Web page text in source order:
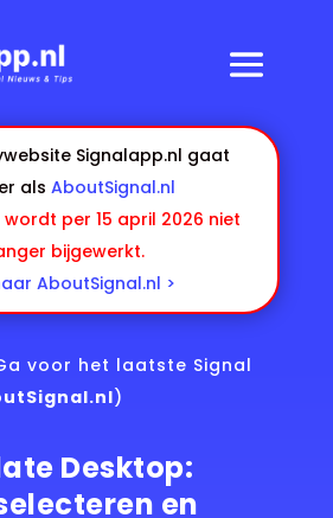
Signalapp.nl gaat
alsAboutSignal.nl
per 15 april 2026 niet
bijgewerkt.
AboutSignal.nl >
voor het laatste Signal
)
Desktop:
en